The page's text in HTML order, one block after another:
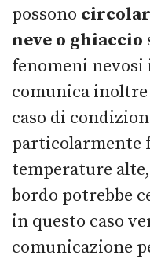
possono
neve o ghiaccio
fenomeni
comunica
caso di
particolarmente
temperature
bordo potrebbe
in questo caso
comunicazione